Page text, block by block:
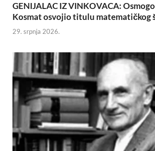
GENIJALAC IZ VINKOVACA:
Kosmat osvojio titulu matematičkog
29. srpnja 2026.